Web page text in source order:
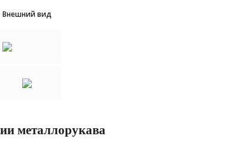
Внешний вид
металлорукава